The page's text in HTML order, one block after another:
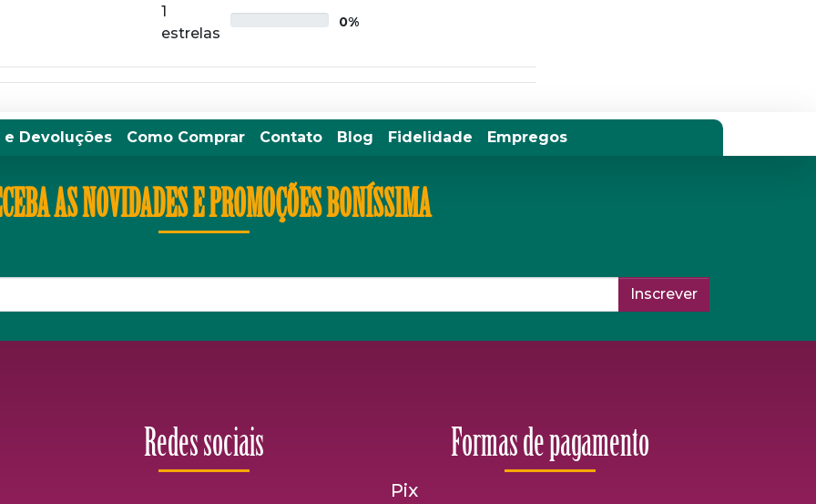
1
estrelas
0%
e Devoluções Como Comprar Contato Blog Fidelidade Empregos
AS NOVIDADES E PROMOÇÕES BONÍSSIMA
Inscrever
Redes sociais Formas de pagamento
Pix